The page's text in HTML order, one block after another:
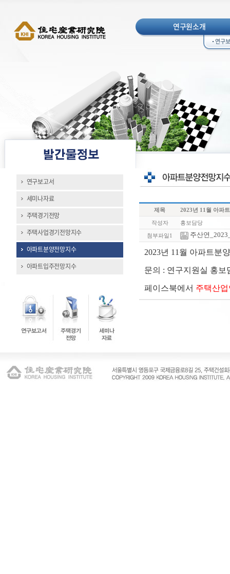
연구원소개
연구
연구보고서
세미나자료
주택경기전망
주택사업경기전망지수
아파트분양전망지수
아파트입주전망지수
제목 2023년 11월 아파
작성자 홍보담당
첨부파일1 주산연
2023년 11월 아파트분
문의 : 연구지원실 홍보
페이스북에서 주택산